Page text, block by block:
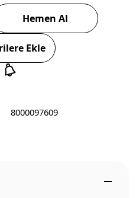
Hemen Al
Ekle
8000097609